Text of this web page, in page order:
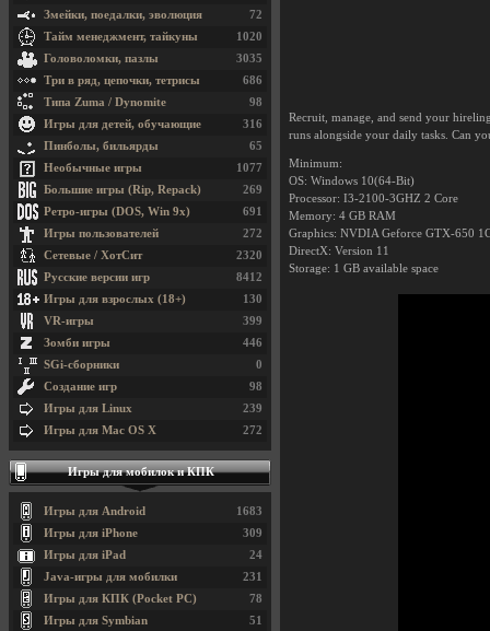
Recruit, manage, and send your
runs alongside your daily tasks. Can
Minimum:
OS: Windows 10(64-Bit)
Processor: I3-2100-3GHZ 2 Core
Memory: 4 GB RAM
Graphics: NVDIA Geforce GTX-650
DirectX: Version 11
Storage: 1 GB available space
72
Змейки, поедалки, эволюция
1020
Тайм менеджмент, тайкуны
3035
Головоломки, пазлы
686
Три в ряд, цепочки, тетрисы
98
Типа Zuma / Dynomite
316
Игры для детей, обучающие
65
Пинболы, бильярды
1077
Необычные игры
269
Большие игры (Rip, Repack)
691
Ретро-игры (DOS, Win 9x)
272
Игры пользователей
2320
Сетевые / ХотСит
8412
Русские версии игр
130
Игры для взрослых (18+)
399
VR-игры
446
Зомби игры
0
SGi-сборники
98
Создание игр
239
Игры для Linux
272
Игры для Mac OS X
Игры для мобилок и КПК
1683
Игры для Android
309
Игры для iPhone
24
Игры для iPad
231
Java-игры для мобилки
78
Игры для КПК (Pocket PC)
51
Игры для Symbian